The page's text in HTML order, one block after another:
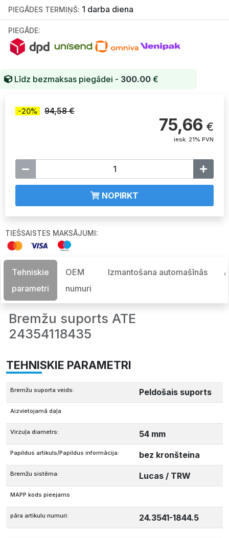
PIEGĀDES TERMIŅŠ: 1 darba diena
PIEGĀDE:
Līdz bezmaksas piegādei - 300.00 €
-20% 94,58 €
75,66 €
iesk. 21% PVN
NOPIRKT
TIEŠSAISTES MAKSĀJUMI:
Tehniskie
parametri
OEM
numuri
Izmantošana automašīnās
Bremžu suports ATE
24354118435
TEHNISKIE PARAMETRI
Bremžu suporta veids: Peldošais suports
Aizvietojamā daļa
Virzuļa diametrs: 54 mm
Papildus artikuls/Papildus informācija: bez kronšteina
Bremžu sistēma: Lucas / TRW
MAPP kods pieejams
pāra artikulu numuri: 24.3541-1844.5